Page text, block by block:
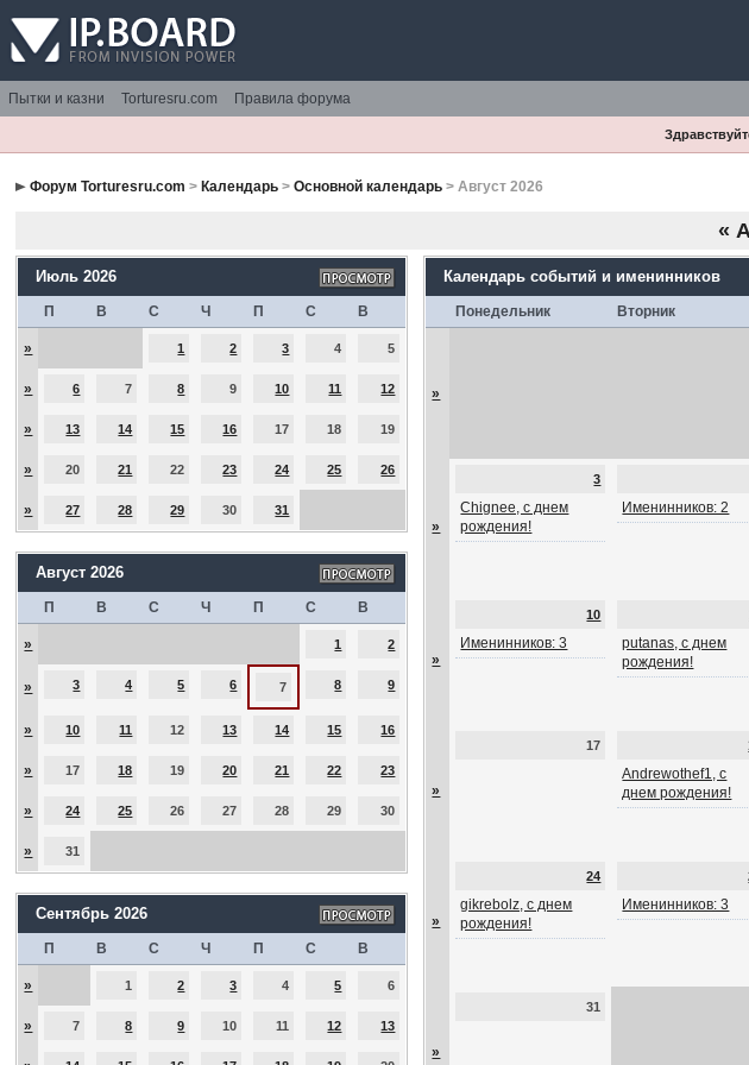
Пытки и казни Torturesru.com Правила форума
Форум Torturesru.com > Календарь >Основной календарь > Август 2026
«
Июль 2026
П В С Ч П С В
» 1 2 3 4 5
» 6 7 8 9 10 11 12
» 13 14 15 16 17 18 19
» 20 21 22 23 24 25 26
» 27 28 29 30 31
Август 2026
П В С Ч П С В
» 1 2
» 3 4 5 6 7 8 9
» 10 11 12 13 14 15 16
» 17 18 19 20 21 22 23
» 24 25 26 27 28 29 30
» 31
Сентябрь 2026
П В С Ч П С В
» 1 2 3 4 5 6
» 7 8 9 10 11 12 13
Календарь событий и именинников
Понедельник Вторник
»
»
3
Chignee, с днем
рождения!
Именинников: 2
»
10
Именинников: 3
putanas, с днем
рождения!
»
17
Andrewothef1, с
днем рождения!
»
24
gikrebolz, с днем
рождения!
Именинников: 3
»
31